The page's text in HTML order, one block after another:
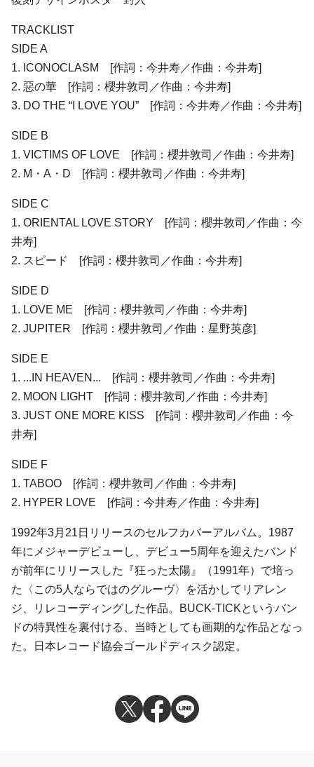
TRACKLIST
SIDE A
1. ICONOCLASM [作詞：今井寿／作曲：今井寿]
2. 惡の華 [作詞：櫻井敦司／作曲：今井寿]
3. DO THE “I LOVE YOU” [作詞：今井寿／作曲：今井寿]
SIDE B
1. VICTIMS OF LOVE [作詞：櫻井敦司／作曲：今井寿]
2. M・A・D [作詞：櫻井敦司／作曲：今井寿]
SIDE C
1. ORIENTAL LOVE STORY [作詞：櫻井敦司／作曲：今
井寿]
2. スピード [作詞：櫻井敦司／作曲：今井寿]
SIDE D
1. LOVE ME [作詞：櫻井敦司／作曲：今井寿]
2. JUPITER [作詞：櫻井敦司／作曲：星野英彦]
SIDE E
1. ...IN HEAVEN... [作詞：櫻井敦司／作曲：今井寿]
2. MOON LIGHT [作詞：櫻井敦司／作曲：今井寿]
3. JUST ONE MORE KISS [作詞：櫻井敦司／作曲：今
井寿]
SIDE F
1. TABOO [作詞：櫻井敦司／作曲：今井寿]
2. HYPER LOVE [作詞：今井寿／作曲：今井寿]
1992年3月21日リリースのセルフカバーアルバム。1987
年にメジャーデビューし、デビュー5周年を迎えたバンド
が前年にリリースした『狂った太陽』（1991年）で培っ
た〈この5人ならではのグルーヴ〉を活かしてリアレン
ジ、リレコーディングした作品。BUCK-TICKというバン
ドの特異性を裏付ける、当時としても画期的な作品となっ
た。日本レコード協会ゴールドディスク認定。